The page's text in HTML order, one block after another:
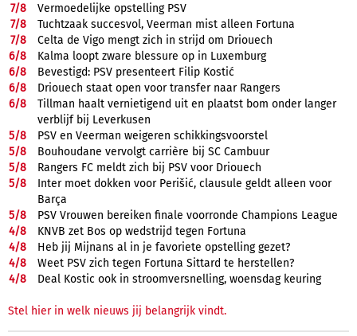
7/8
Vermoedelijke opstelling PSV
7/8
Tuchtzaak succesvol, Veerman mist alleen Fortuna
7/8
Celta de Vigo mengt zich in strijd om Driouech
6/8
Kalma loopt zware blessure op in Luxemburg
6/8
Bevestigd: PSV presenteert Filip Kostić
6/8
Driouech staat open voor transfer naar Rangers
6/8
Tillman haalt vernietigend uit en plaatst bom onder langer
verblijf bij Leverkusen
5/8
PSV en Veerman weigeren schikkingsvoorstel
5/8
Bouhoudane vervolgt carrière bij SC Cambuur
5/8
Rangers FC meldt zich bij PSV voor Driouech
5/8
Inter moet dokken voor Perišić, clausule geldt alleen voor
Barça
5/8
PSV Vrouwen bereiken finale voorronde Champions League
4/8
KNVB zet Bos op wedstrijd tegen Fortuna
4/8
Heb jij Mijnans al in je favoriete opstelling gezet?
4/8
Weet PSV zich tegen Fortuna Sittard te herstellen?
4/8 Deal Kostic ook in stroomversnelling, woensdag keuring
Stel hier in welk nieuws jij belangrijk vindt.